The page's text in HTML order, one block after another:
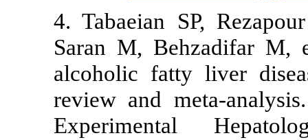
4. Tabaeian
Saran M,
alcoholic
review and